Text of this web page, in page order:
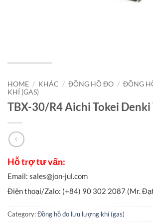
HOME / KHÁC / ĐỒNG HỒ ĐO / ĐỒNG
KHÍ (GAS)
TBX-30/R4 Aichi Tokei
Category:Đồng hồ đo lưu lượng khí (gas)